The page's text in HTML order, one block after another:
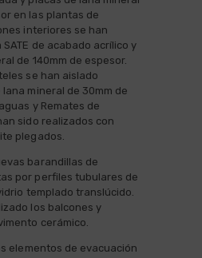
en las plantas de
interiores se han
de acabado acrílico y
de 140mm de espesor.
se han aislado
mineral de 30mm de
y Remates de
sido realizados con
plegados.
barandillas de
por perfiles tubulares de
templado translúcido.
los balcones y
cerámico.
elementos de evacuación